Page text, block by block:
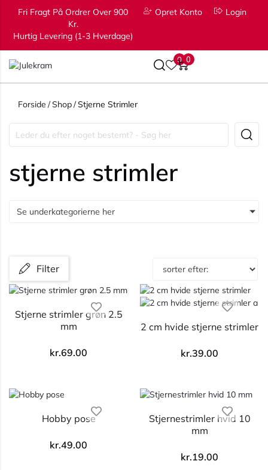
Fri Fragt På Ordrer Over 900
Kr.
Hurtig Levering (1-3 Hverdage)
Opret Konto Login
0 0
Forside /Shop/Stjerne Strimler
stjerne strimler
Se underkategorierne her
Filter
Stjerne strimler grøn 2.5
mm
kr.69.00
2 cm hvide stjerne strimler
kr.39.00
Hobby pose
kr.49.00
Stjernestrimler hvid 10
mm
kr.19.00